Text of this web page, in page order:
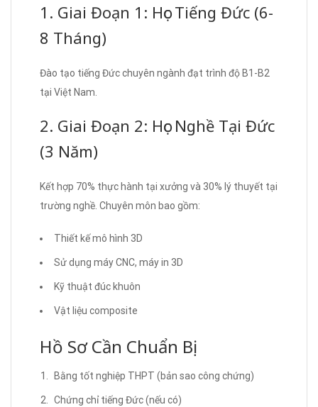
1. Giai Đoạn 1: Học Tiếng Đức (6-
8 Tháng)
Đào tạo tiếng Đức chuyên ngành đạt trình độ B1-B2
tại Việt Nam.
2. Giai Đoạn 2: Học Nghề Tại Đức
(3 Năm)
Kết hợp 70% thực hành tại xưởng và 30% lý thuyết tại
trường nghề. Chuyên môn bao gồm:
Thiết kế mô hình 3D
Sử dụng máy CNC, máy in 3D
Kỹ thuật đúc khuôn
Vật liệu composite
Hồ Sơ Cần Chuẩn Bị
Bằng tốt nghiệp THPT (bản sao công chứng)
Chứng chỉ tiếng Đức (nếu có)